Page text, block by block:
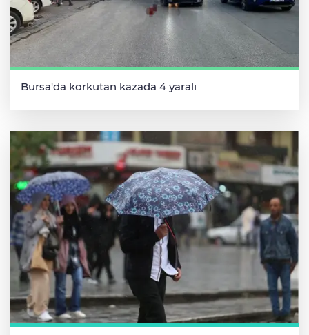
Bursa'da korkutan kazada 4 yaralı